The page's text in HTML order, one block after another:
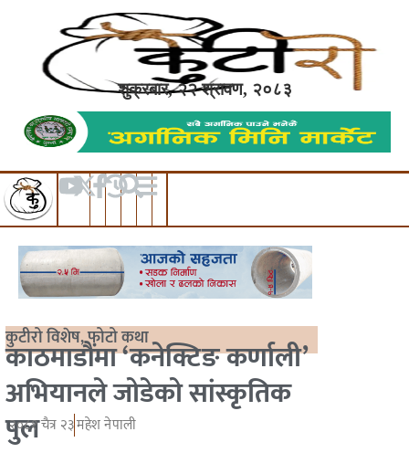
शुक्रबार, २२ श्रावण, २०८३
कुटीरो विशेष,फोटो कथा
काठमाडौंमा ‘कनेक्टिङ कर्णाली’
अभियानले जोडेको सांस्कृतिक
पुल
२०८१ चैत्र २३महेश नेपाली